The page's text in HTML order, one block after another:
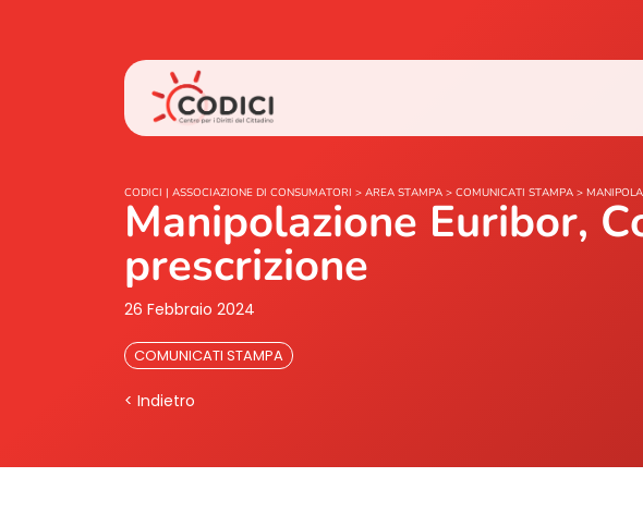
CODICI | ASSOCIAZIONE DI CONSUMATORI > AREA STAMPA > COMUNICATI STAMPA >
Manipolazione Euribor,
prescrizione
26 Febbraio 2024
COMUNICATI STAMPA
< Indietro